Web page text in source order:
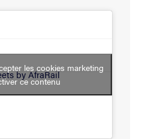
by AfraRail
les cookies marketing
ce contenu